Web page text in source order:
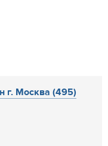
г. Москва (495)